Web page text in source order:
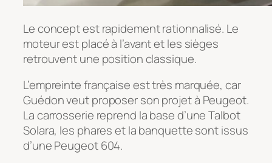
Le concept est rapidement rationnalisé. Le
moteur est placé à l’avant et les sièges
retrouvent une position classique.
L’empreinte française est très marquée, car
Guédon veut proposer son projet à Peugeot.
La carrosserie reprend la base d’une Talbot
Solara, les phares et la banquette sont issus
d’une Peugeot 604.